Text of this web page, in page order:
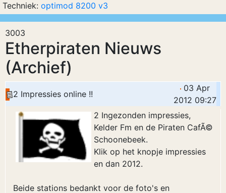
3003
Etherpiraten Nieuws
(Archief)
2 Impressies online !!
03 Apr
2012 09:27
2 Ingezonden impressies,
Kelder Fm en de Piraten CafÃ©
Schoonebeek.
Klik op het knopje impressies
en dan 2012.
Beide stations bedankt voor de foto's en
Techniek: optimod 8200 v3